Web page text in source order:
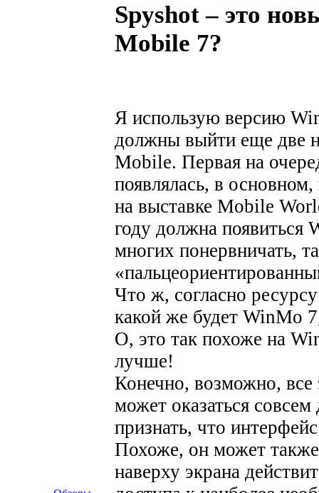
Spyshot – это
Mobile 7?
Я использую версию
должны выйти еще две
Mobile. Первая на
появлялась, в
на выставке Mobile
году должна появиться
многих понервничать,
Что ж, согласно
какой же будет WinMo
О, это так похоже на
лучше!
Конечно, возможно, все
может оказаться
признать, что
Похоже, он может
наверху экрана